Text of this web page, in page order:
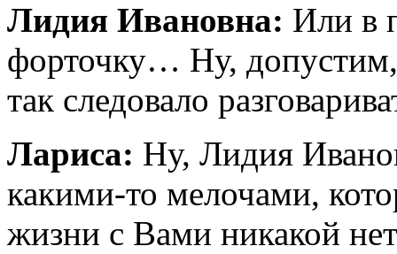
Лидия Ивановна: Или в
форточку… Ну,
так следовало
Лариса: Ну, Лидия
какими-то мелочами,
жизни с Вами никакой